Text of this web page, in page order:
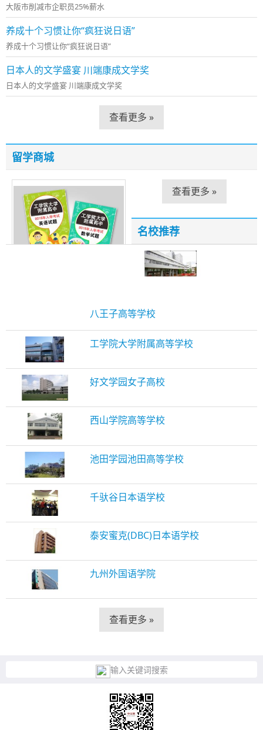
大阪市削减市企职员25%薪水
养成十个习惯让你“疯狂说日语”
养成十个习惯让你“疯狂说日语”
日本人的文学盛宴 川端康成文学奖
日本人的文学盛宴 川端康成文学奖
查看更多 »
留学商城
查看更多 »
名校推荐
八王子高等学校
工学院大学附属高等学校
好文学园女子高校
西山学院高等学校
池田学园池田高等学校
千驮谷日本语学校
泰安蜜克(DBC)日本语学校
九州外国语学院
查看更多 »
输入关键词搜索